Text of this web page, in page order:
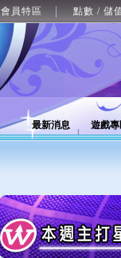
會員特區 點數 / 儲
最新消息 遊戲